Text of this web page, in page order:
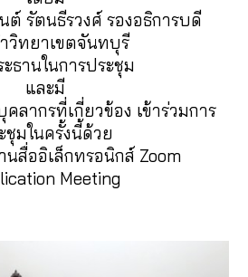
รัตนธีรวงศ์ รองอธิการบดี
วิทยาเขตจันทบุรี
ธานในการประชุม
และมี
ลากรที่เกี่ยวข้อง เข้าร่วมการ
ชุมในครั้งนี้ด้วย
สื่ออิเล็กทรอนิกส์ Zoom
Meeting